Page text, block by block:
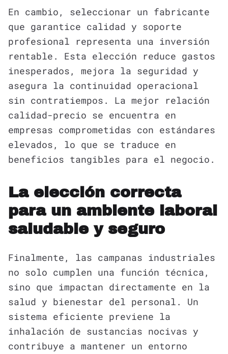
En cambio, seleccionar un fabricante
que garantice calidad y soporte
profesional representa una inversión
rentable. Esta elección reduce gastos
inesperados, mejora la seguridad y
asegura la continuidad operacional
sin contratiempos. La mejor relación
calidad-precio se encuentra en
empresas comprometidas con estándares
elevados, lo que se traduce en
beneficios tangibles para el negocio.
La elección correcta
para un ambiente laboral
saludable y seguro
Finalmente, las campanas industriales
no solo cumplen una función técnica,
sino que impactan directamente en la
salud y bienestar del personal. Un
sistema eficiente previene la
inhalación de sustancias nocivas y
contribuye a mantener un entorno